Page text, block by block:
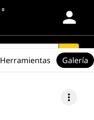
person
search
more_vert
Herramientas Galería